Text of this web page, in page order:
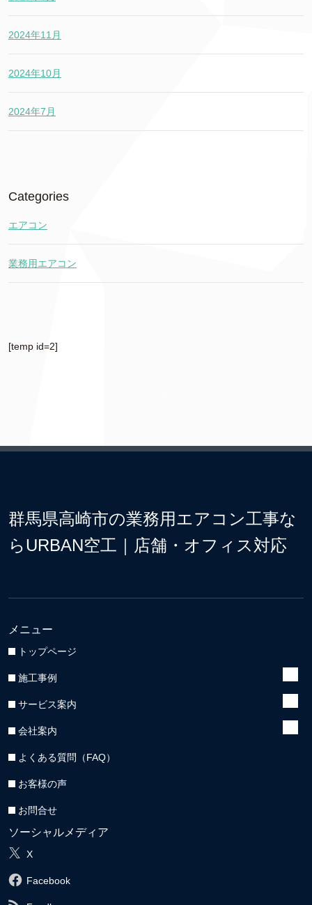
2024年11月
2024年10月
2024年7月
Categories
エアコン
業務用エアコン
[temp id=2]
群馬県高崎市の業務用エアコン工事な
らURBAN空工｜店舗・オフィス対応
メニュー
トップページ
施工事例
サービス案内
会社案内
よくある質問（FAQ）
お客様の声
お問合せ
ソーシャルメディア
X
Facebook